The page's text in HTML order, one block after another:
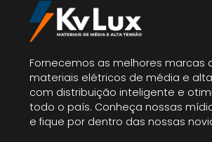
Fornecemos as melhores marcas
materiais elétricos de média e
com distribuição inteligente e
todo o país. Conheça nossas
e fique por dentro das nossas